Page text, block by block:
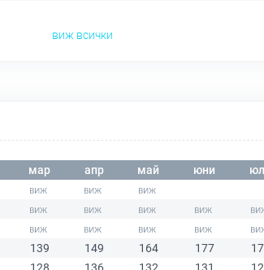
виж всички
мар апр май юни
139 149 164 177